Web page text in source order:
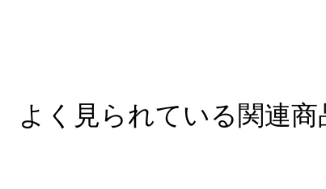
よく見られている関連商